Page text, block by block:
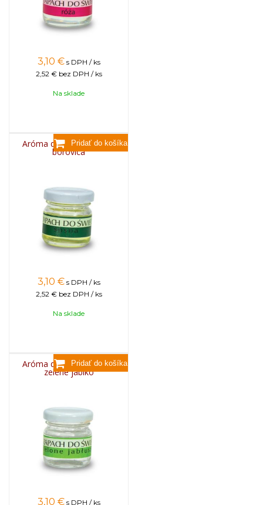
3,10 € s DPH / ks
2,52 € bez DPH / ks
Na sklade
Aróma do sviečok, 25g -
borovica
3,10 € s DPH / ks
2,52 € bez DPH / ks
Na sklade
Aróma do sviečok, 25g -
zelené jablko
3,10 € s DPH / ks